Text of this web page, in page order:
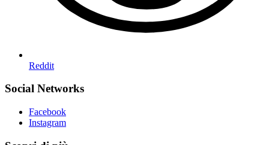
Reddit
Social Networks
Facebook
Instagram